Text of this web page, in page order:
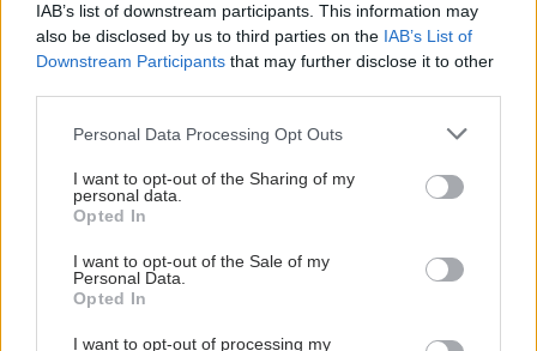
IAB’s list of downstream participants. This information may
also be disclosed by us to third parties on the IAB’s List of
Downstream Participants that may further disclose it to other
Please note that this website/app uses one or more Google
not limited to your visit or usage behaviour. You may click to
grant or deny consent to Google and its third-party tags to
use your data for below specified purposes in below Google
consent section.
Personal Data Processing Opt Outs
I want to opt-out of the Sharing of my
personal data.
Opted In
I want to opt-out of the Sale of my
Personal Data.
Opted In
I want to opt-out of processing my